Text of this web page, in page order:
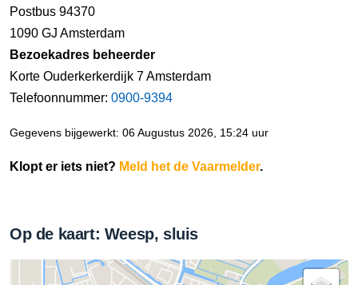
Postbus 94370
1090 GJ Amsterdam
Bezoekadres beheerder
Korte Ouderkerkerdijk 7 Amsterdam
Telefoonnummer: 0900-9394
Gegevens bijgewerkt: 06 Augustus 2026, 15:24 uur
Klopt er iets niet? Meld het de Vaarmelder.
Op de kaart: Weesp, sluis